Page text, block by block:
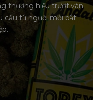
thương hiệu trượt ván
cầu từ người mới bắt